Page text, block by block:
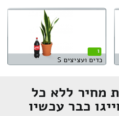
1
כדים ועציצים S
מחיר ללא כל
כבר עכשיו